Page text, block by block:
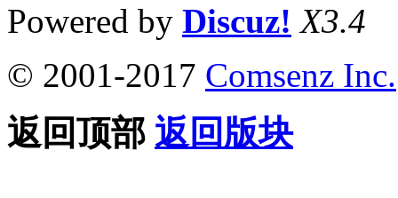
Powered by Discuz! X3.4
© 2001-2017 Comsenz Inc.
返回顶部 返回版块